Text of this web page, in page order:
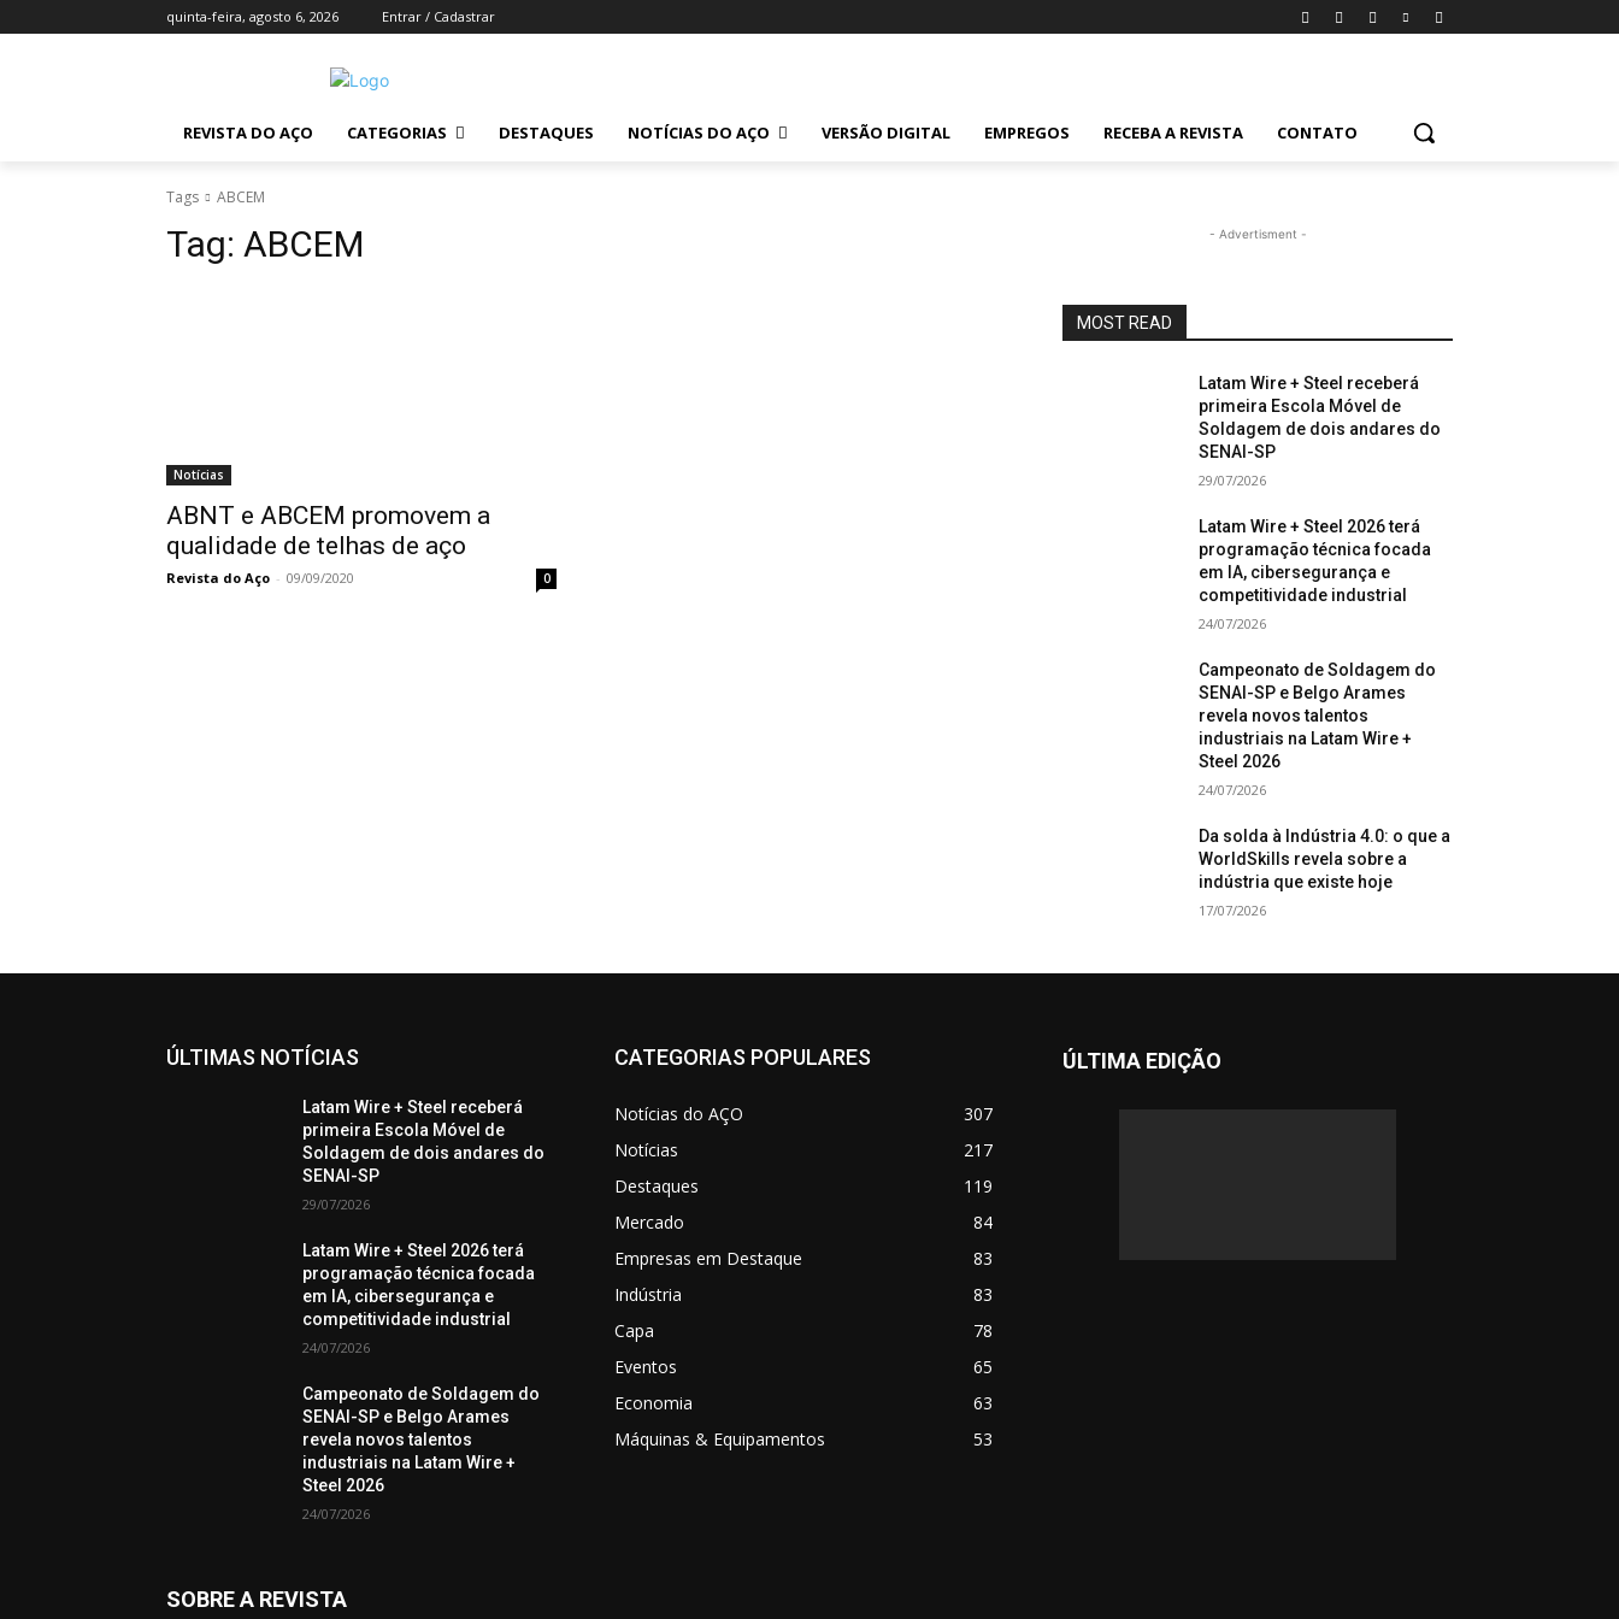
quinta-feira, agosto 6, 2026 Entrar / Cadastrar
REVISTA DO AÇO CATEGORIAS DESTAQUES NOTÍCIAS DO AÇO VERSÃO DIGITAL EMPREGOS RECEBA A REVISTA CONTATO
Tags ABCEM
Tag: ABCEM
Notícias
ABNT e ABCEM promovem a
qualidade de telhas de aço
Revista do Aço - 09/09/2020 0
- Advertisment -
MOST READ
Latam Wire + Steel receberá
primeira Escola Móvel de
Soldagem de dois andares do
SENAI-SP
29/07/2026
Latam Wire + Steel 2026 terá
programação técnica focada
em IA, cibersegurança e
competitividade industrial
24/07/2026
Campeonato de Soldagem do
SENAI-SP e Belgo Arames
revela novos talentos
industriais na Latam Wire +
Steel 2026
24/07/2026
Da solda à Indústria 4.0: o que a
WorldSkills revela sobre a
indústria que existe hoje
17/07/2026
ÚLTIMAS NOTÍCIAS
Latam Wire + Steel receberá
primeira Escola Móvel de
Soldagem de dois andares do
SENAI-SP
29/07/2026
Latam Wire + Steel 2026 terá
programação técnica focada
em IA, cibersegurança e
competitividade industrial
24/07/2026
Campeonato de Soldagem do
SENAI-SP e Belgo Arames
revela novos talentos
industriais na Latam Wire +
Steel 2026
24/07/2026
CATEGORIAS POPULARES
Notícias do AÇO
307
Notícias
217
Destaques
119
Mercado
84
Empresas em Destaque
83
Indústria
83
Capa
78
Eventos
65
Economia
63
Máquinas & Equipamentos
53
ÚLTIMA EDIÇÃO
SOBRE A REVISTA